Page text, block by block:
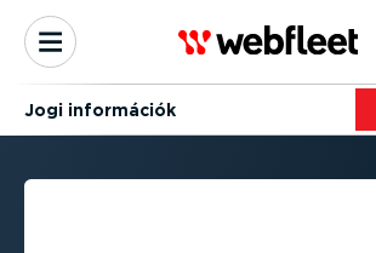
Jogi információk
JOGI INFORMÁCIÓK -